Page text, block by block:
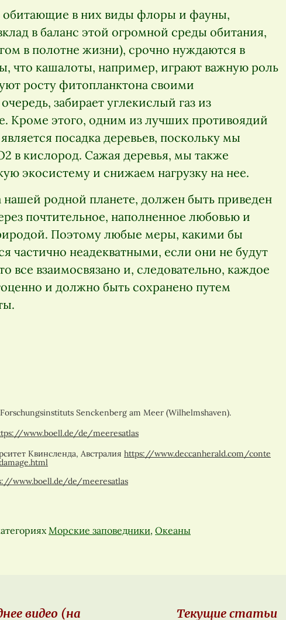
в них виды флоры и фауны,
в баланс этой огромной среды обитания,
в полотне жизни), срочно нуждаются в
что кашалоты, например, играют важную роль
росту фитопланктона своими
забирает углекислый газ из
Кроме этого, одним из лучших противоядий
посадка деревьев, поскольку мы
в кислород. Сажая деревья, мы также
экосистему и снижаем нагрузку на нее.
родной планете, должен быть приведен
почтительное, наполненное любовью и
Поэтому любые меры, какими бы
частично неадекватными, если они не будут
все взаимосвязано и, следовательно, каждое
и должно быть сохранено путем
Senckenberg am Meer (Wilhelmshaven).
www.boell.de/de/meeresatlas
Квинсленда, Австралия https://www.deccanherald.com/conte
www.boell.de/de/meeresatlas
Морские заповедники, Океаны
видео (на Текущие статьи